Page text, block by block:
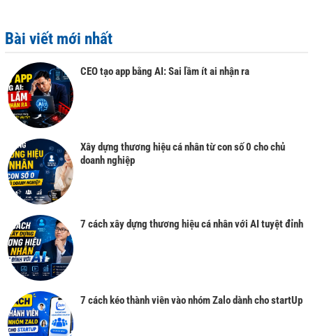
Bài viết mới nhất
CEO tạo app bằng AI: Sai lầm ít ai nhận ra
Xây dựng thương hiệu cá nhân từ con số 0 cho chủ
doanh nghiệp
7 cách xây dựng thương hiệu cá nhân với AI tuyệt đỉnh
7 cách kéo thành viên vào nhóm Zalo dành cho startUp